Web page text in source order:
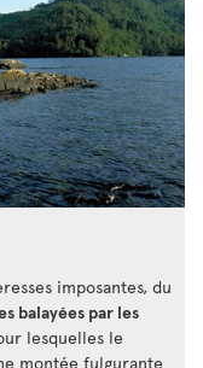
imposantes, du
balayées par les
lesquelles le
montée fulgurante